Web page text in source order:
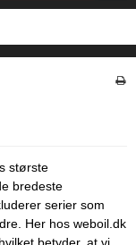
største
bredeste
serier som
Her hos weboil.dk